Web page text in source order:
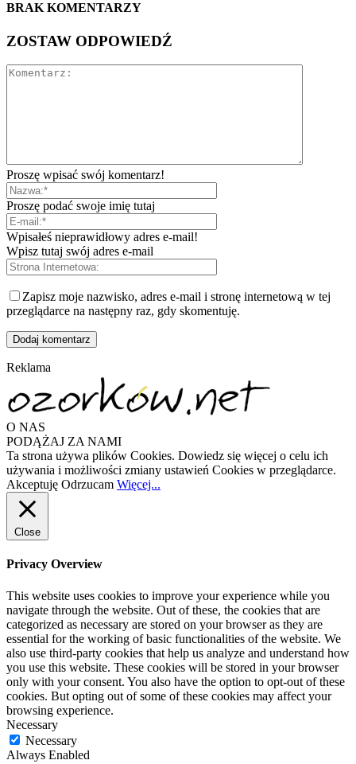
BRAK KOMENTARZY
ZOSTAW ODPOWIEDŹ
Proszę wpisać swój komentarz!
Proszę podać swoje imię tutaj
Wpisałeś nieprawidłowy adres e-mail!
Wpisz tutaj swój adres e-mail
Zapisz moje nazwisko, adres e-mail i stronę internetową w tej
przeglądarce na następny raz, gdy skomentuję.
Reklama
O NAS
PODĄŻAJ ZA NAMI
Ta strona używa plików Cookies. Dowiedz się więcej o celu ich
używania i możliwości zmiany ustawień Cookies w przeglądarce.
Akceptuję Odrzucam Więcej...
Close
Privacy Overview
This website uses cookies to improve your experience while you
navigate through the website. Out of these, the cookies that are
categorized as necessary are stored on your browser as they are
essential for the working of basic functionalities of the website. We
also use third-party cookies that help us analyze and understand how
you use this website. These cookies will be stored in your browser
only with your consent. You also have the option to opt-out of these
cookies. But opting out of some of these cookies may affect your
browsing experience.
Necessary
Necessary
Always Enabled